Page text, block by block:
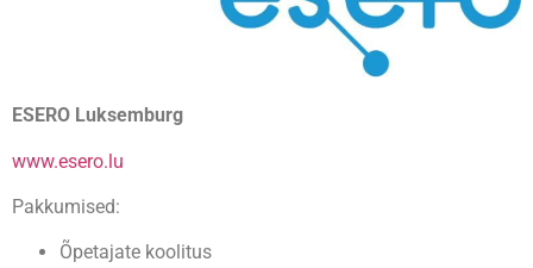
ESERO Luksemburg
www.esero.lu
Pakkumised:
Õpetajate koolitus